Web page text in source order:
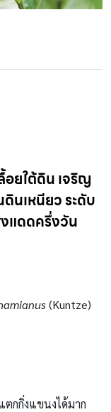
อยใต้ดิน เจริญ
นเหนียว ระดับ
แดดครึ่งวัน
(Kuntze)
ตกกิ่งแขนงได้มาก